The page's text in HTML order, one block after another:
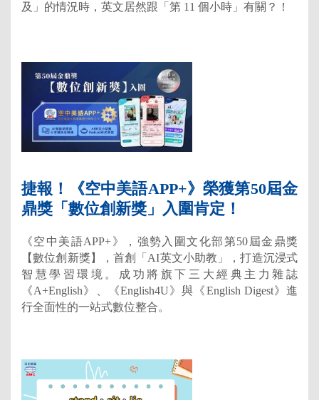
及」的情況時，英文居然跟「第 11 個小時」有關？！
捷報！《空中美語APP+》榮獲第50屆金
鼎獎「數位創新獎」入圍肯定！
《空中美語APP+》，強勢入圍文化部第50屆金鼎獎
【數位創新獎】，首創「AI英文小助教」，打造沉浸式
智慧學習環境。成功將旗下三大經典主力雜誌
《A+English》、《English4U》與《English Digest》進
行全面性的一站式數位整合。